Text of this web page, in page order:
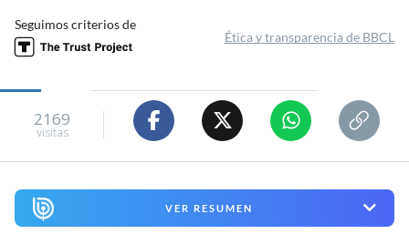
Seguimos criterios de
Ética y transparencia de BBCL
2169
visitas
VER RESUMEN